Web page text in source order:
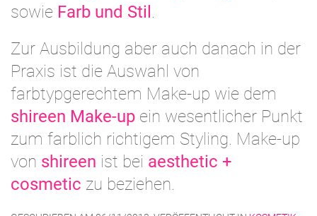
sowie Farb und Stil .
Zur Ausbildung aber auch danach in der
Praxis ist die Auswahl von
farbtypgerechtem Make-up wie dem
shireen Make-up ein wesentlicher Punkt
zum farblich richtigem Styling. Make-up
von shireen ist bei aesthetic +
cosmetic zu beziehen.